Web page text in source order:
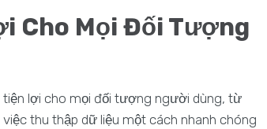
Cho Mọi Đối Tượng
tiện lợi cho mọi đối tượng người dùng, từ
thu thập dữ liệu một cách nhanh chóng